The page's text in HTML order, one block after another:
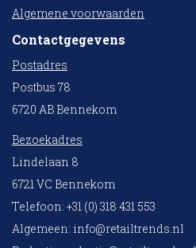
Algemene voorwaarden
Contactgegevens
Postadres
Postbus 78
6720 AB Bennekom
Bezoekadres
Lindelaan 8
6721 VC Bennekom
Telefoon: +31 (0) 318 431 553
Algemeen: info@retailtrends.nl